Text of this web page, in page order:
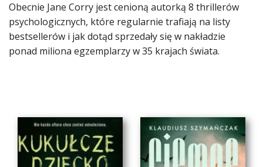
Obecnie Jane Corry jest cenioną autorką 8 thrillerów
psychologicznych, które regularnie trafiają na listy
bestsellerów i jak dotąd sprzedały się w nakładzie
ponad miliona egzemplarzy w 35 krajach świata.